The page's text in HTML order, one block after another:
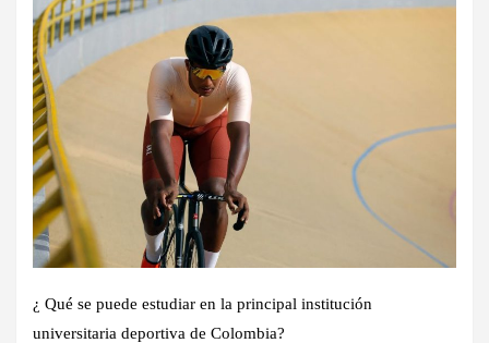
¿ Qué se puede estudiar en la principal institución
universitaria deportiva de Colombia?